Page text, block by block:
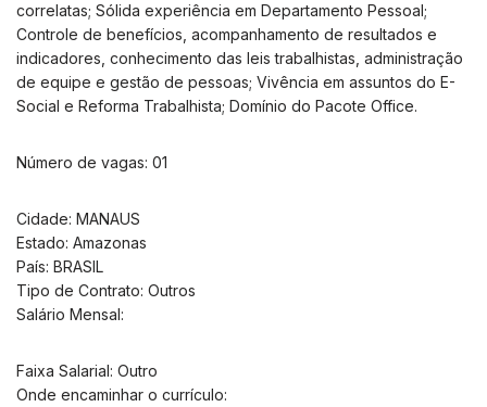
correlatas; Sólida experiência em Departamento Pessoal;
Controle de benefícios, acompanhamento de resultados e
indicadores, conhecimento das leis trabalhistas, administração
de equipe e gestão de pessoas; Vivência em assuntos do E-
Social e Reforma Trabalhista; Domínio do Pacote Office.
Número de vagas: 01
Cidade: MANAUS
Estado: Amazonas
País: BRASIL
Tipo de Contrato: Outros
Salário Mensal:
Faixa Salarial: Outro
Onde encaminhar o currículo: